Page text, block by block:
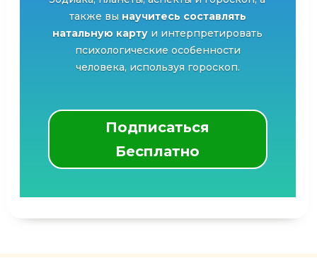
также вы научитесь составлять
натальную карту и интерпретировать
психологические особенности
человека, используя гороскоп.
Подписаться
Бесплатно